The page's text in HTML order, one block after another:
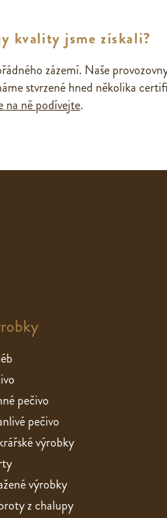
kvality jsme získali?
zázemí. Naše
stvrzené hned několika
na ně podívejte.
pečivo
pečivo
výrobky
výrobky
z chalupy